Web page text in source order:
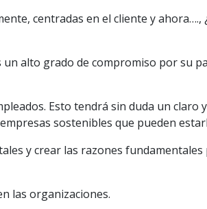
centradas en el cliente y
alto grado de compromiso por su
Esto tendrá sin duda un claro
sostenibles que pueden
y crear las razones
las organizaciones.